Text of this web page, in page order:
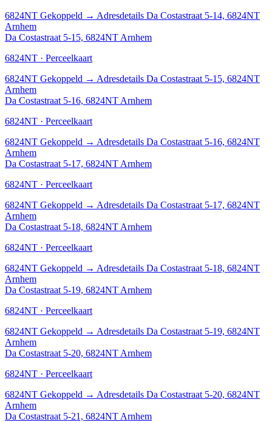
6824NT Gekoppeld → Adresdetails Da Costastraat 5-14, 6824NT
Arnhem
Da Costastraat 5-15, 6824NT Arnhem
6824NT · Perceelkaart
6824NT Gekoppeld → Adresdetails Da Costastraat 5-15, 6824NT
Arnhem
Da Costastraat 5-16, 6824NT Arnhem
6824NT · Perceelkaart
6824NT Gekoppeld → Adresdetails Da Costastraat 5-16, 6824NT
Arnhem
Da Costastraat 5-17, 6824NT Arnhem
6824NT · Perceelkaart
6824NT Gekoppeld → Adresdetails Da Costastraat 5-17, 6824NT
Arnhem
Da Costastraat 5-18, 6824NT Arnhem
6824NT · Perceelkaart
6824NT Gekoppeld → Adresdetails Da Costastraat 5-18, 6824NT
Arnhem
Da Costastraat 5-19, 6824NT Arnhem
6824NT · Perceelkaart
6824NT Gekoppeld → Adresdetails Da Costastraat 5-19, 6824NT
Arnhem
Da Costastraat 5-20, 6824NT Arnhem
6824NT · Perceelkaart
6824NT Gekoppeld → Adresdetails Da Costastraat 5-20, 6824NT
Arnhem
Da Costastraat 5-21, 6824NT Arnhem